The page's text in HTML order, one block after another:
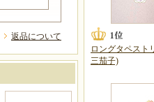
返品について
ロングタペスト
三茄子)